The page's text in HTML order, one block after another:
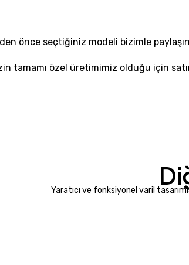
önce seçtiğiniz modeli bizimle
tamamı özel üretimimiz olduğu için
Yaratıcı ve fonksiyonel varil